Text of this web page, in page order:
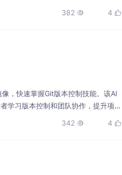
382  4 
，快速掌握Git版本控制技能。该AI
学习版本控制和团队协作，提升项目
342  4 